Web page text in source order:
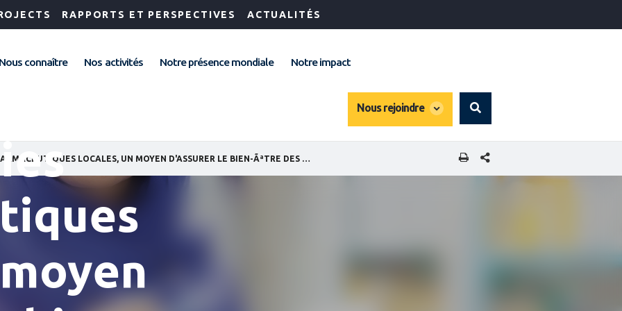
RAPPORTS ET PERSPECTIVES ACTUALITÉS
Nous connaître Nos activités Notre présence mondiale Notre impact
Nous rejoindre
global
Search
PARTAGER CETTE PAGE